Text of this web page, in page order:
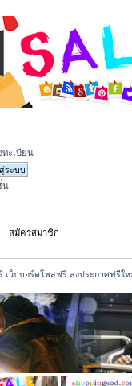
ทะเบียน
น
สมัครสมาชิก
เว็บบอร์ดโพสฟรี ลงประกาศฟรีให